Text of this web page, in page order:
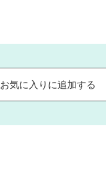
お気に入りに追加する